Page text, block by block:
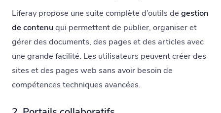
Liferay propose une suite complète d’outils de gestion
de contenuqui permettent de publier, organiser et
gérer des documents, des pages et des articles avec
une grande facilité. Les utilisateurs peuvent créer des
sites et des pages web sans avoir besoin de
compétences techniques avancées.